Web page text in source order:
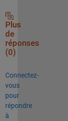
Plus
de
réponses
(0)
Connectez-
vous
pour
répondre
à